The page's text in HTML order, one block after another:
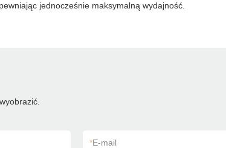
jednocześnie maksymalną wydajność.
*E-mail